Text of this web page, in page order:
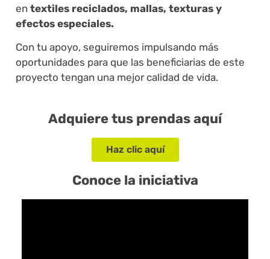
en textiles reciclados, mallas, texturas y
efectos especiales.
Con tu apoyo, seguiremos impulsando más
oportunidades para que las beneficiarias de este
proyecto tengan una mejor calidad de vida.
Adquiere tus prendas aquí
Haz clic aquí
Conoce la iniciativa